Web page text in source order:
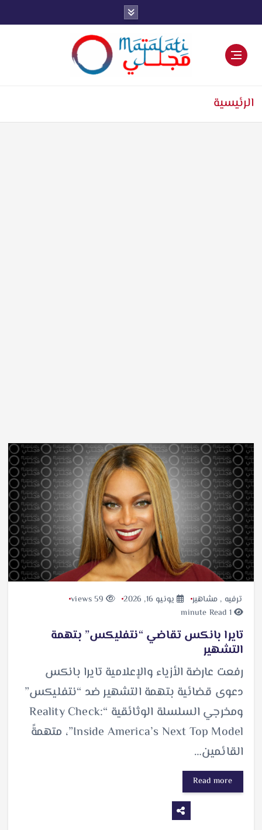
ل
الرئيسية
ترفيه , مشاهير يونيو 16, 2026
59 views
1 minute Read
تايرا بانكس تقاضي “نتفليكس” بتهمة
التشهير
رفعت عارضة الأزياء والإعلامية تايرا بانكس
دعوى قضائية بتهمة التشهير ضد “نتفليكس”
ومخرجي السلسلة الوثائقية “Reality Check:
Inside America’s Next Top Model”، متهمةً
القائمين…
Read more